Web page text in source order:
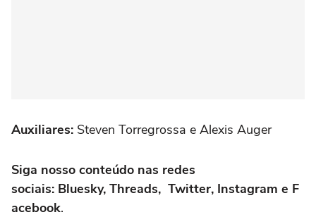
Auxiliares: Steven Torregrossa e Alexis Auger
Siga nosso conteúdo nas redes
sociais: Bluesky, Threads, Twitter, Instagram e F
acebook.